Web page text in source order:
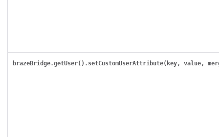
brazeBridge.getUser().setCustomUserAttribute(key, value,